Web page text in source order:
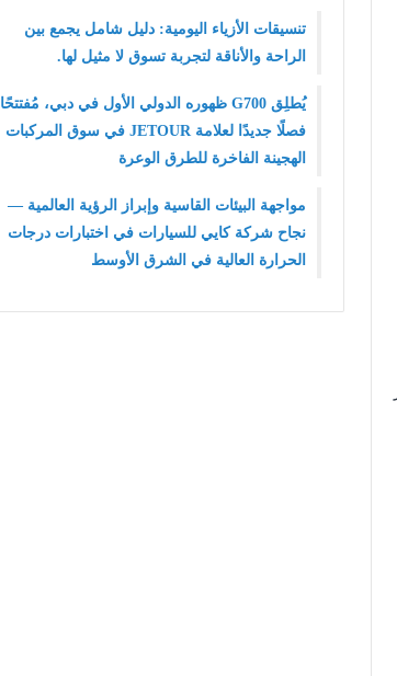
تنسيقات الأزياء اليومية: دليل شامل يجمع بين
الراحة والأناقة لتجربة تسوق لا مثيل لها.
يُطلِق G700 ظهوره الدولي الأول في دبي، مُفتتحًا
فصلًا جديدًا لعلامة JETOUR في سوق المركبات
الهجينة الفاخرة للطرق الوعرة
مواجهة البيئات القاسية وإبراز الرؤية العالمية —
نجاح شركة كايي للسيارات في اختبارات درجات
الحرارة العالية في الشرق الأوسط